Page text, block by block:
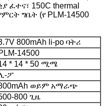
ፈተና፣ 150C thermal
ግቤት (የ PLM-14500
800mAh li-po ባትሪ
14500
* 14 * 50 ሚሜ
ፖ
ወይም አማራጭ
800 ጊዜ